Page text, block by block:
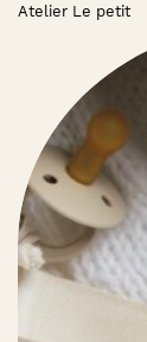
Atelier Le petit